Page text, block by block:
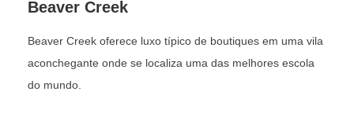
Beaver Creek
Beaver Creek oferece luxo típico de boutiques em uma vila
aconchegante onde se localiza uma das melhores escola
do mundo.